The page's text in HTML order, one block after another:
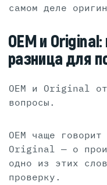
самом деле
OEM и
разница для
OEM и Original
вопросы.
OEM чаще
Original — о
одно из этих
проверку.